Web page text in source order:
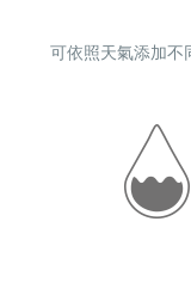
可依照天氣添加不